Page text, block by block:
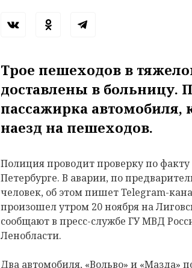
Трое пешеходов в
доставлены в больницу.
пассажирка
наезд на пешеходов.
Полиция проводит проверку по
Петербурге. В аварии, по
человек, об этом пишет Telegram-
произошел утром 20 ноября на
сообщают в пресс-службе ГУ МВД
Ленобласти.
Два автомобиля, «Вольво» и «Мазда»